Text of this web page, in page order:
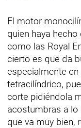
El motor
quien haya
como las Royal
cierto es que da
especialmente en
tetracilíndrico,
corte pidiéndola
acostumbras a lo
que va muy bien,